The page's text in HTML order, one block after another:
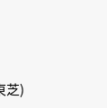
芝)